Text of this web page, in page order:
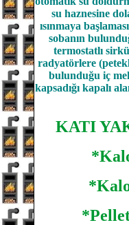
su haznesine
ısınmaya
sobanın
termostatlı
radyatörlere
bulunduğu iç
kapsadığı kapalı
KATI